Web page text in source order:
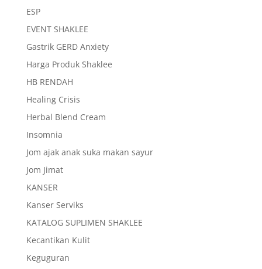
ESP
EVENT SHAKLEE
Gastrik GERD Anxiety
Harga Produk Shaklee
HB RENDAH
Healing Crisis
Herbal Blend Cream
Insomnia
Jom ajak anak suka makan sayur
Jom Jimat
KANSER
Kanser Serviks
KATALOG SUPLIMEN SHAKLEE
Kecantikan Kulit
Keguguran